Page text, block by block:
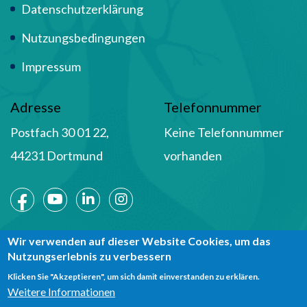
Datenschutzerklärung
Nutzungsbedingungen
Impressum
Adresse
Postfach 30 01 22,
44231 Dortmund
Telefonnummer
Keine Telefonnummer
vorhanden
Social Media
Wir verwenden auf dieser Website Cookies, um das
Nutzungserlebnis zu verbessern
Klicken Sie "Akzeptieren", um sich damit einverstanden zu erklären.
Weitere Informationen